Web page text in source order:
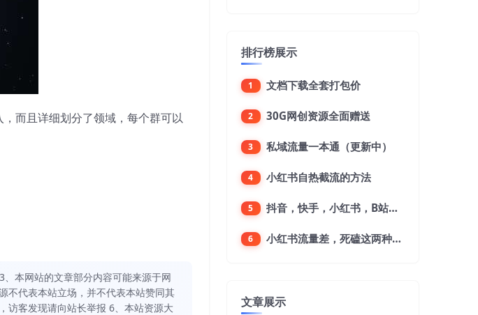
而且详细划分了领域，每个群可以
本网站的文章部分内容可能来源于网
不代表本站立场，并不代表本站赞同其
访客发现请向站长举报 6、本站资源大
排行榜展示
1 文档下载全套打包价
2 30G网创资源全面赠送
3 私域流量一本通（更新中）
4 小红书自热截流的方法
5 抖音，快手，小红书，B站，微博，微信公众号，微信视频号。每一个平台，都是不一样的机会，对应不一样的赚钱思路
6 小红书流量差，死磕这两种笔记就好
文章展示